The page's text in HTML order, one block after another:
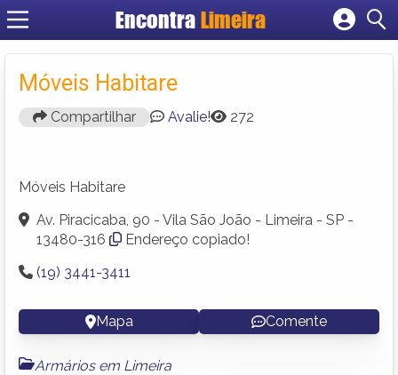
Encontra Limeira
Cadastrar empresa
Móveis Habitare
Compartilhar Avalie! 272
Móveis Habitare
Av. Piracicaba, 90 - Vila São João - Limeira - SP -
13480-316
Endereço copiado!
(19) 3441-3411
Mapa Comente
Armários em Limeira